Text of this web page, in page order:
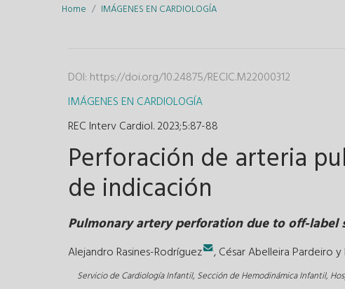
Home IMÁGENES EN CARDIOLOGÍA
DOI: https://doi.org/10.24875/RECIC.M22000312
IMÁGENES EN CARDIOLOGÍA
REC Interv Cardiol. 2023;5:87-88
Perforación de arteria
de indicación
Pulmonary artery perforation due to off-label
Alejandro Rasines-Rodríguez .,César Abelleira Pardeiro y
Servicio de Cardiología Infantil, Sección de Hemodinámica Infantil,